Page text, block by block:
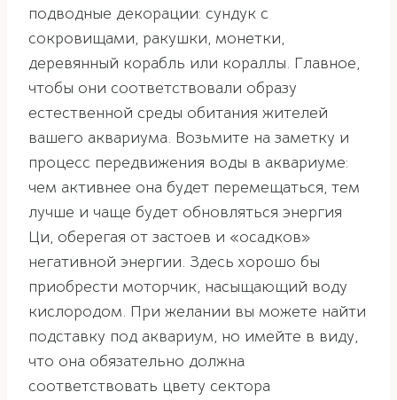
подводные декорации: сундук с
сокровищами, ракушки, монетки,
деревянный корабль или кораллы. Главное,
чтобы они соответствовали образу
естественной среды обитания жителей
вашего аквариума. Возьмите на заметку и
процесс передвижения воды в аквариуме:
чем активнее она будет перемещаться, тем
лучше и чаще будет обновляться энергия
Ци, оберегая от застоев и «осадков»
негативной энергии. Здесь хорошо бы
приобрести моторчик, насыщающий воду
кислородом. При желании вы можете найти
подставку под аквариум, но имейте в виду,
что она обязательно должна
соответствовать цвету сектора